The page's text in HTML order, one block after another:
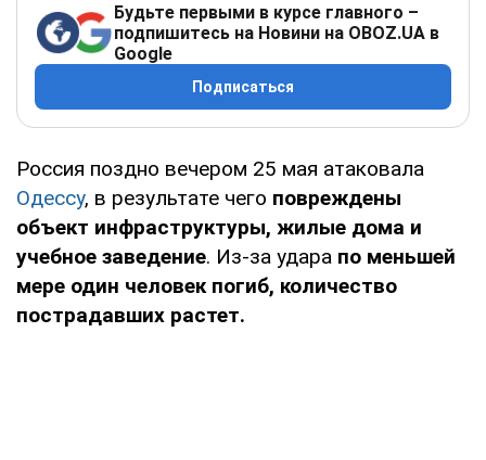
Будьте первыми в курсе главного –
подпишитесь на Новини на OBOZ.UA в
Google
Подписаться
Россия поздно вечером 25 мая атаковала
Одессу, в результате чего повреждены
объект инфраструктуры, жилые дома и
учебное заведение. Из-за удара по меньшей
мере один человек погиб, количество
пострадавших растет.